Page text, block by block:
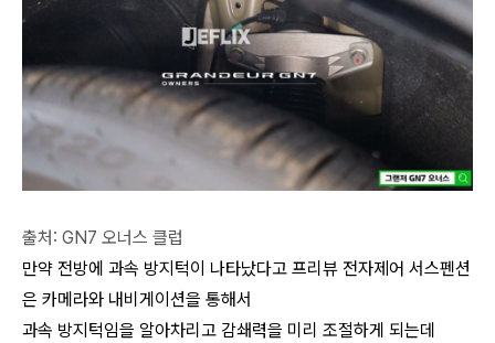
출처: GN7 오너스 클럽
만약 전방에 과속 방지턱이 나타났다고 프리뷰 전자제어 서스펜션
은 카메라와 내비게이션을 통해서
과속 방지턱임을 알아차리고 감쇄력을 미리 조절하게 되는데